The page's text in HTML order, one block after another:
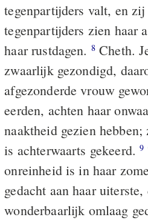
tegenpartijders valt, en
tegenpartijders zien haar
haar rustdagen. 8Cheth.
zwaarlijk gezondigd,
afgezonderde vrouw
eerden, achten haar
naaktheid gezien
is achterwaarts gekeerd.9
onreinheid is in haar
gedacht aan haar
wonderbaarlijk omlaag